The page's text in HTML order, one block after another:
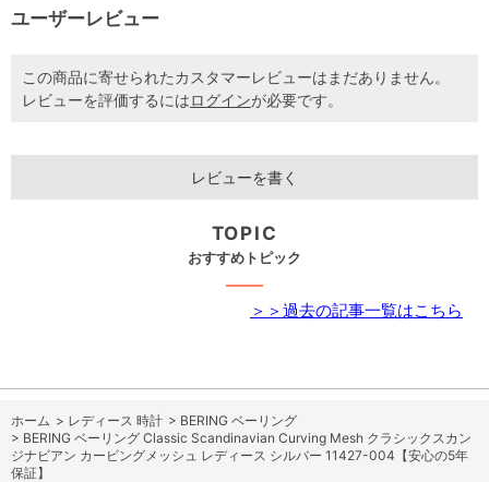
ユーザーレビュー
この商品に寄せられたカスタマーレビューはまだありません。
レビューを評価するにはログインが必要です。
レビューを書く
TOPIC
おすすめトピック
＞＞過去の記事一覧はこちら
ホーム > レディース 時計 > BERING ベーリング
> BERING ベーリング Classic Scandinavian Curving Mesh クラシックスカン
ジナビアン カービングメッシュ レディース シルバー 11427-004【安心の5年
保証】